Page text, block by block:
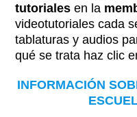
tutorialesen la
videotutoriales cada
tablaturas y audios
qué se trata haz clic
INFORMACIÓN